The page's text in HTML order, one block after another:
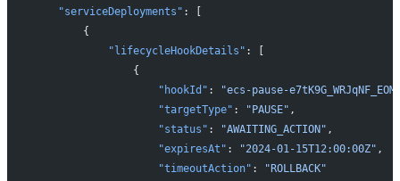
    "serviceDeployments"
: [
        {
            "lifecycleHookDetails"
: [
                {
                    "hookId"
:
"ecs-pause-
                    "targetType"
: "PAUSE" ,
                    "status"
: "AWAITING_ACTION" ,
                    "expiresAt"
: "2024-01-15T12:00:00Z" ,
                    "timeoutAction"
:
"ROLLBACK"